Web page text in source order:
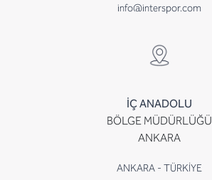
info@interspor.com
İÇ ANADOLU
BÖLGE MÜDÜRLÜĞÜ
ANKARA
ANKARA - TÜRKİYE